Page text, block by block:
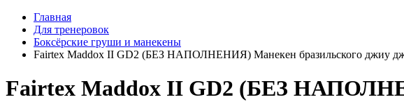
Главная
Для тренеровок
Боксёрские груши и манекены
Fairtex Maddox II GD2 (БЕЗ НАПОЛНЕНИЯ) Манекен бразильского джиу
Fairtex Maddox II GD2 (БЕЗ